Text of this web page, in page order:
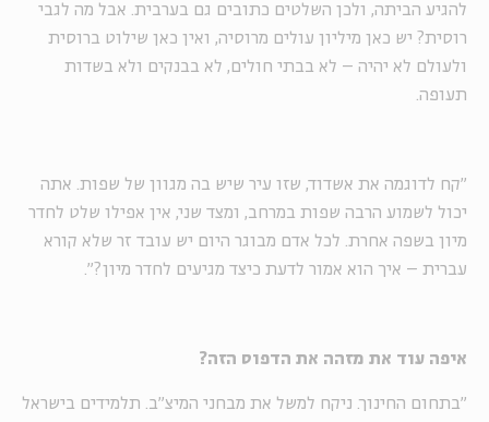
להגיע הביתה, ולכן השלטים כתובים גם בערבית. אבל מה לגבי
רוסית? יש כאן מיליון עולים מרוסיה, ואין כאן שילוט ברוסית
ולעולם לא יהיה – לא בבתי חולים, לא בבנקים ולא בשדות
תעופה.
"קח לדוגמה את אשדוד, שזו עיר שיש בה מגוון של שפות. אתה
יכול לשמוע הרבה שפות במרחב, ומצד שני, אין אפילו שלט לחדר
מיון בשפה אחרת. לכל אדם מבוגר היום יש עובד זר שלא קורא
עברית – איך הוא אמור לדעת כיצד מגיעים לחדר מיון?".
איפה עוד את מזהה את הדפוס הזה?
"בתחום החינוך. ניקח למשל את מבחני המיצ"ב. תלמידים בישראל